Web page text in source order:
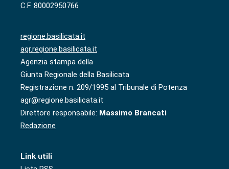
C.F. 80002950766
regione.basilicata.it
agr.regione.basilicata.it
Agenzia stampa della
Giunta Regionale della Basilicata
Registrazione n. 209/1995 al Tribunale di Potenza
agr@regione.basilicata.it
Direttore responsabile: Massimo Brancati
Redazione
Link utili